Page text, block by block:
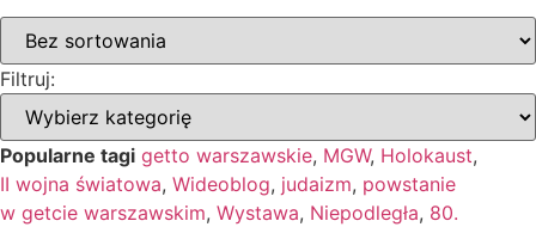
Filtruj:
Popularne tagi getto warszawskie, MGW, Holokaust,
II wojna światowa, Wideoblog, judaizm, powstanie
w getcie warszawskim, Wystawa, Niepodległa, 80.